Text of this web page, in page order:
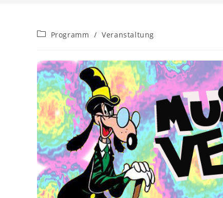
Beitrags-
Programm / Veranstaltung